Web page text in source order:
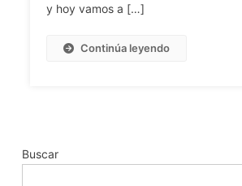
De
Para
y hoy vamos a […]
Continúa leyendo
Buscar